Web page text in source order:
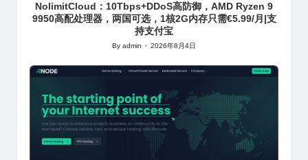
NolimitCloud：10Tbps+DDoS高防御，AMD Ryzen 9
9950高配处理器，两国可选，1核2G内存只需€5.99/月|支
持支付宝
Posted
Byadmin 2026年8月4日